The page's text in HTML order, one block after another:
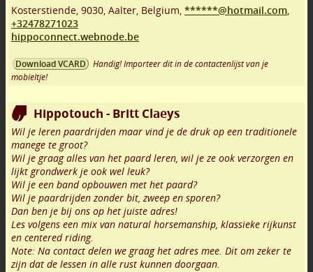
Kosterstiende, 9030, Aalter, Belgium, ******@hotmail.com,
+32478271023
hippoconnect.webnode.be
Download VCARD
Handig! Importeer dit in de contactenlijst van je
mobieltje!
Hippotouch - Britt Claeys
Wil je leren paardrijden maar vind je de druk op een traditionele
manege te groot?
Wil je graag alles van het paard leren, wil je ze ook verzorgen en
lijkt grondwerk je ook wel leuk?
Wil je een band opbouwen met het paard?
Wil je paardrijden zonder bit, zweep en sporen?
Dan ben je bij ons op het juiste adres!
Les volgens een mix van natural horsemanship, klassieke rijkunst
en centered riding.
Note: Na contact delen we graag het adres mee. Dit om zeker te
zijn dat de lessen in alle rust kunnen doorgaan.